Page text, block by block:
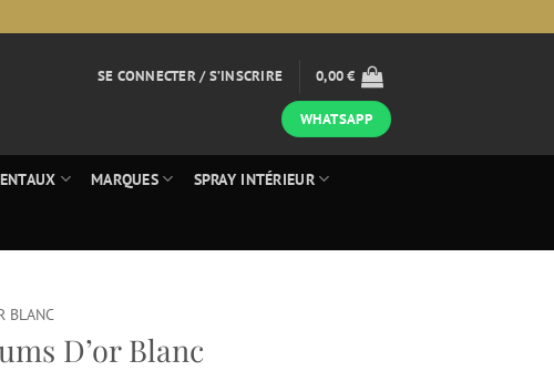
SE CONNECTER / S’INSCRIRE 0,00€
WHATSAPP
MARQUES SPRAY INTÉRIEUR
BLANC
D’or Blanc